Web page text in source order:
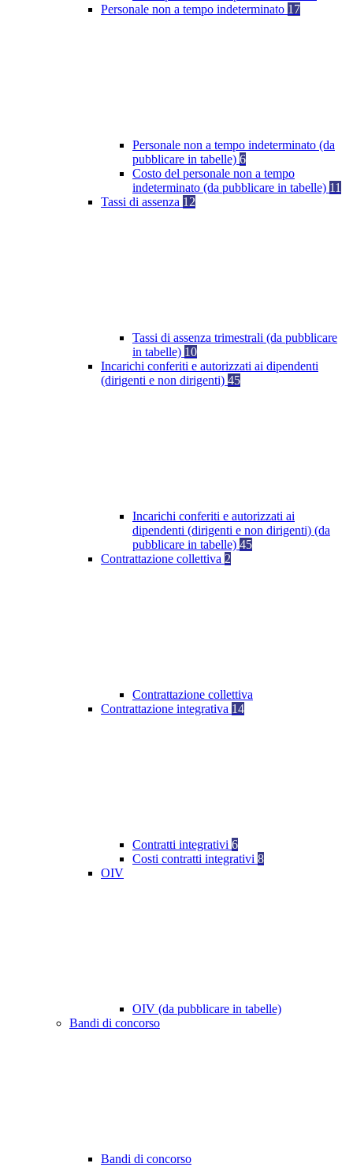
Personale non a tempo indeterminato 17
Personale non a tempo indeterminato (da
pubblicare in tabelle) 6
Costo del personale non a tempo
indeterminato (da pubblicare in tabelle) 11
Tassi di assenza 12
Tassi di assenza trimestrali (da pubblicare
in tabelle) 10
Incarichi conferiti e autorizzati ai dipendenti
(dirigenti e non dirigenti) 45
Incarichi conferiti e autorizzati ai
dipendenti (dirigenti e non dirigenti) (da
pubblicare in tabelle) 45
Contrattazione collettiva 2
Contrattazione collettiva
Contrattazione integrativa 14
Contratti integrativi 6
Costi contratti integrativi 8
OIV
OIV (da pubblicare in tabelle)
Bandi di concorso
Bandi di concorso